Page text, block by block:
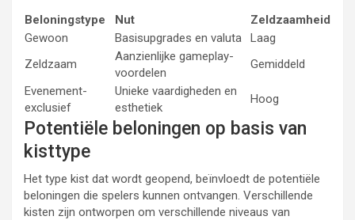
Beloningstype Nut
Zeldzaamheid
Gewoon
Basisupgrades en valuta
Laag
Zeldzaam
Aanzienlijke gameplay-
voordelen
Gemiddeld
Evenement-
exclusief
Unieke vaardigheden en
esthetiek
Hoog
Potentiële beloningen op basis van
kisttype
Het type kist dat wordt geopend, beïnvloedt de potentiële
beloningen die spelers kunnen ontvangen. Verschillende
kisten zijn ontworpen om verschillende niveaus van